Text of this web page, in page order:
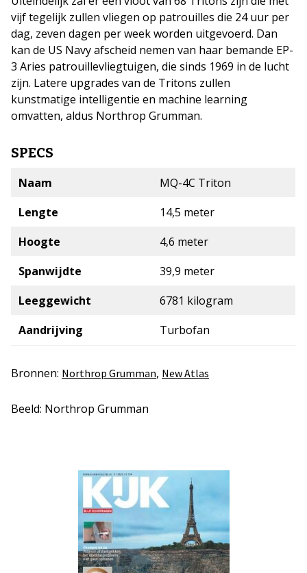
vijf tegelijk zullen vliegen op patrouilles die 24 uur per
dag, zeven dagen per week worden uitgevoerd. Dan
kan de US Navy afscheid nemen van haar bemande EP-
3 Aries patrouillevliegtuigen, die sinds 1969 in de lucht
zijn. Latere upgrades van de Tritons zullen
kunstmatige intelligentie en machine learning
omvatten, aldus Northrop Grumman.
SPECS
Naam
MQ-4C Triton
Lengte
14,5 meter
Hoogte
4,6 meter
Spanwijdte
39,9 meter
Leeggewicht
6781 kilogram
Aandrijving
Turbofan
Bronnen: Northrop Grumman, New Atlas
Beeld: Northrop Grumman